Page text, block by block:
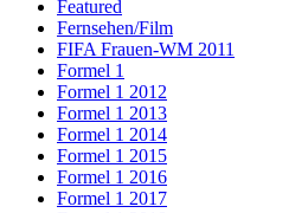
Featured
Fernsehen/Film
FIFA Frauen-WM 2011
Formel 1
Formel 1 2012
Formel 1 2013
Formel 1 2014
Formel 1 2015
Formel 1 2016
Formel 1 2017